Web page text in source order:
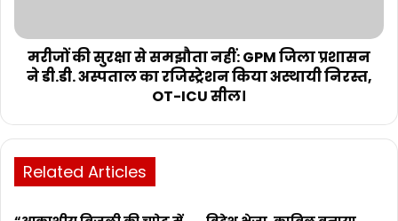
मरीजों की सुरक्षा से समझौता नहीं: GPM जिला प्रशासन
ने डी.डी. अस्पताल का रजिस्ट्रेशन किया अस्थायी निरस्त,
OT-ICU सील।
Related Articles